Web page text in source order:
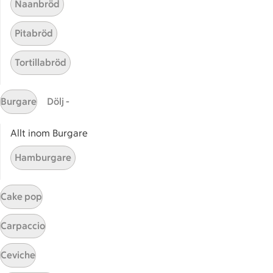
ICAs egna varor
ICA Gruppen
ICA Nära
ICA Supermarket
ICA Kvantum
ICA Maxi
Annonsera
Jobba på ICA
Hållbarhet
ICA Stiftelsen
En god morgondag
Kundservice
Naanbröd
Pitabröd
Tortillabröd
Burgare Dölj -
Allt inom Burgare
Hamburgare
Cake pop
Carpaccio
Ceviche